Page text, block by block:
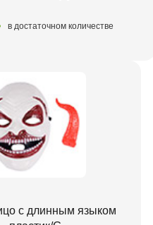
в достаточном количестве
с длинным языком